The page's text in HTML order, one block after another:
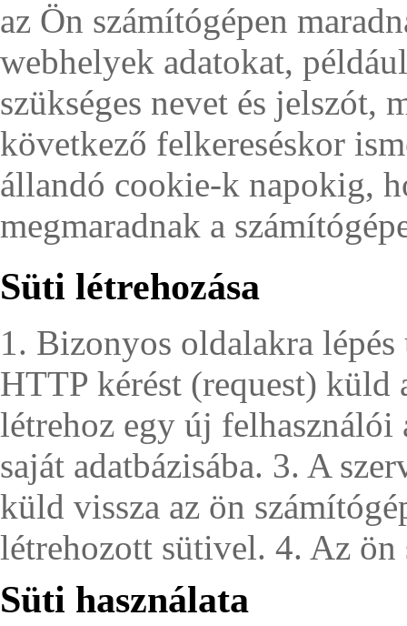
az Ön számítógépen
webhelyek adatokat,
szükséges nevet és jelszót,
következő felkereséskor
állandó cookie-k napokig,
megmaradnak a
Süti létrehozása
1. Bizonyos oldalakra
HTTP kérést (request) küld
létrehoz egy új
saját adatbázisába. 3. A
küld vissza az ön
létrehozott sütivel. 4. Az ön
Süti használata